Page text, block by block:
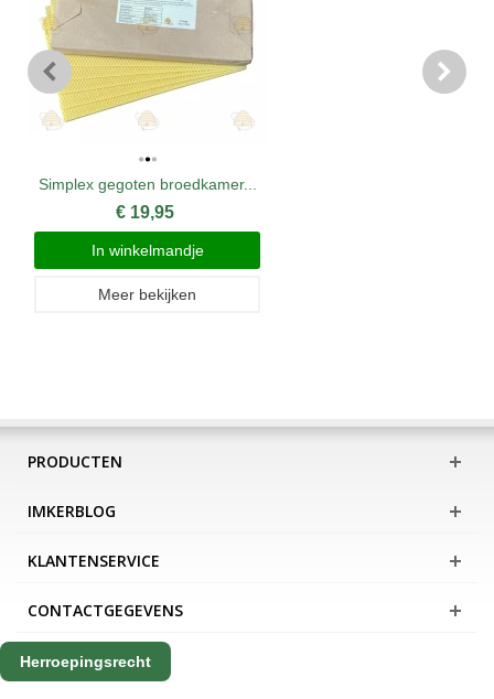
Simplex gegoten broedkamer...
€ 19,95
In winkelmandje
Meer bekijken
PRODUCTEN
IMKERBLOG
KLANTENSERVICE
CONTACTGEGEVENS
Herroepingsrecht